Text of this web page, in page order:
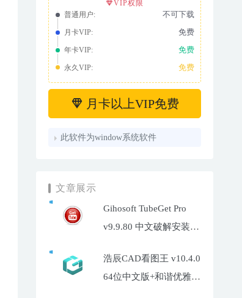
VIP权限
普通用户:
不可下载
月卡VIP: 免费
年卡VIP: 免费
永久VIP: 免费
月卡以上VIP免费
此软件为window系统软件
文章展示
Gihosoft TubeGet Pro
v9.9.80 中文破解安装
工具
浩辰CAD看图王 v10.4.0
64位中文版+和谐优雅补